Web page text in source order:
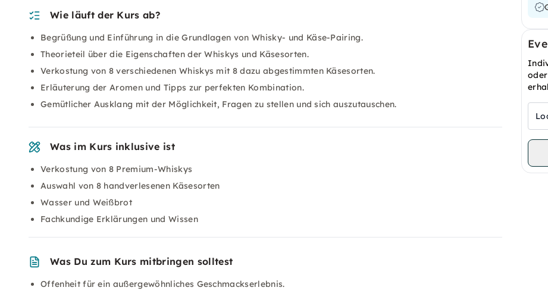
Wie läuft der Kurs ab?
Begrüßung und Einführung in die Grundlagen von Whisky- und Käse-Pairing.
Theorieteil über die Eigenschaften der Whiskys und Käsesorten.
Verkostung von 8 verschiedenen Whiskys mit 8 dazu abgestimmten Käsesorten.
Erläuterung der Aromen und Tipps zur perfekten Kombination.
Gemütlicher Ausklang mit der Möglichkeit, Fragen zu stellen und sich auszutauschen.
Was im Kurs inklusive ist
Verkostung von 8 Premium-Whiskys
Auswahl von 8 handverlesenen Käsesorten
Wasser und Weißbrot
Fachkundige Erklärungen und Wissen
Was Du zum Kurs mitbringen solltest
Offenheit für ein außergewöhnliches Geschmackserlebnis.